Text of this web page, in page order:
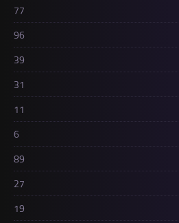
77
96
39
31
11
6
89
27
19